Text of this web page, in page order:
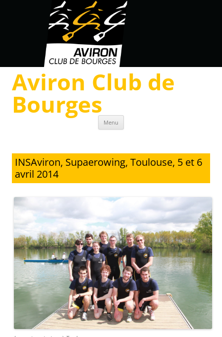
Aviron Club de
Bourges
Menu
INSAviron, Supaerowing, Toulouse, 5 et 6
avril 2014